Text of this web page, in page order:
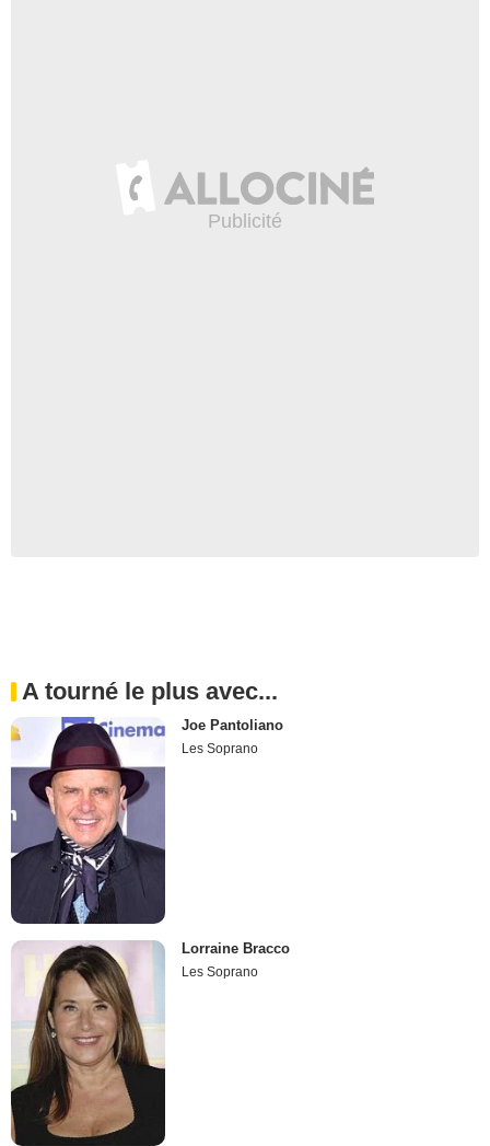
A tourné le plus avec...
Joe Pantoliano
Les Soprano
Lorraine Bracco
Les Soprano